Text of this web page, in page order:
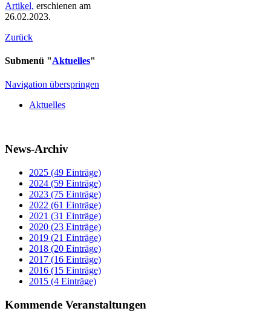
Artikel, erschienen am
26.02.2023.
Zurück
Submenü "Aktuelles"
Navigation überspringen
Aktuelles
News-Archiv
2025 (49 Einträge)
2024 (59 Einträge)
2023 (75 Einträge)
2022 (61 Einträge)
2021 (31 Einträge)
2020 (23 Einträge)
2019 (21 Einträge)
2018 (20 Einträge)
2017 (16 Einträge)
2016 (15 Einträge)
2015 (4 Einträge)
Kommende Veranstaltungen